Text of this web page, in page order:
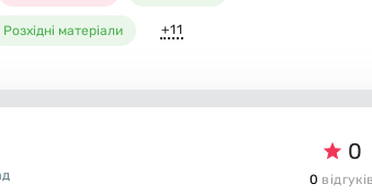
Розхідні матеріали +11
0
0 відгуків